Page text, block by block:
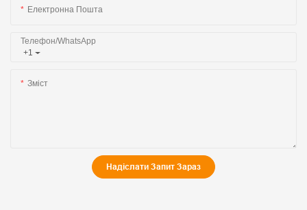
Електронна Пошта
+1
Телефон/WhatsApp
Зміст
Надіслати Запит Зараз